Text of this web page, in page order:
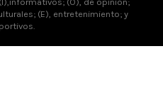
(E), entretenimiento; y